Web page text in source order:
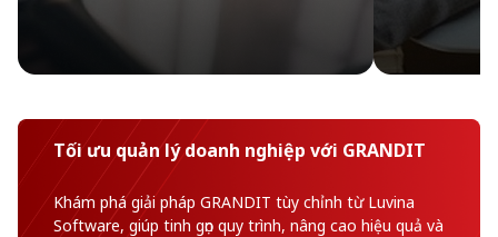
Tối ưu quản lý doanh nghiệp với GRANDIT
Khám phá giải pháp GRANDIT tùy chỉnh từ Luvina
Software, giúp tinh gọn quy trình, nâng cao hiệu quả và